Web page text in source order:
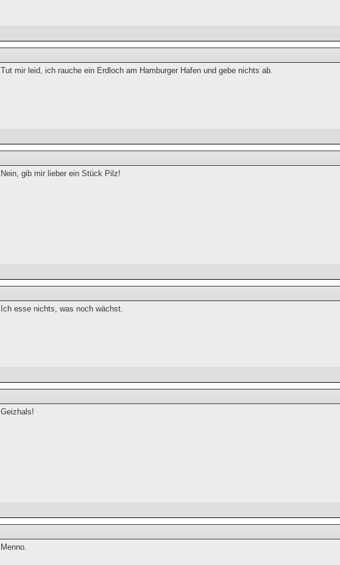
Tut mir leid, ich rauche ein Erdloch am Hamburger Hafen und gebe nichts ab.
Nein, gib mir lieber ein Stück Pilz!
Ich esse nichts, was noch wächst.
Geizhals!
Menno.